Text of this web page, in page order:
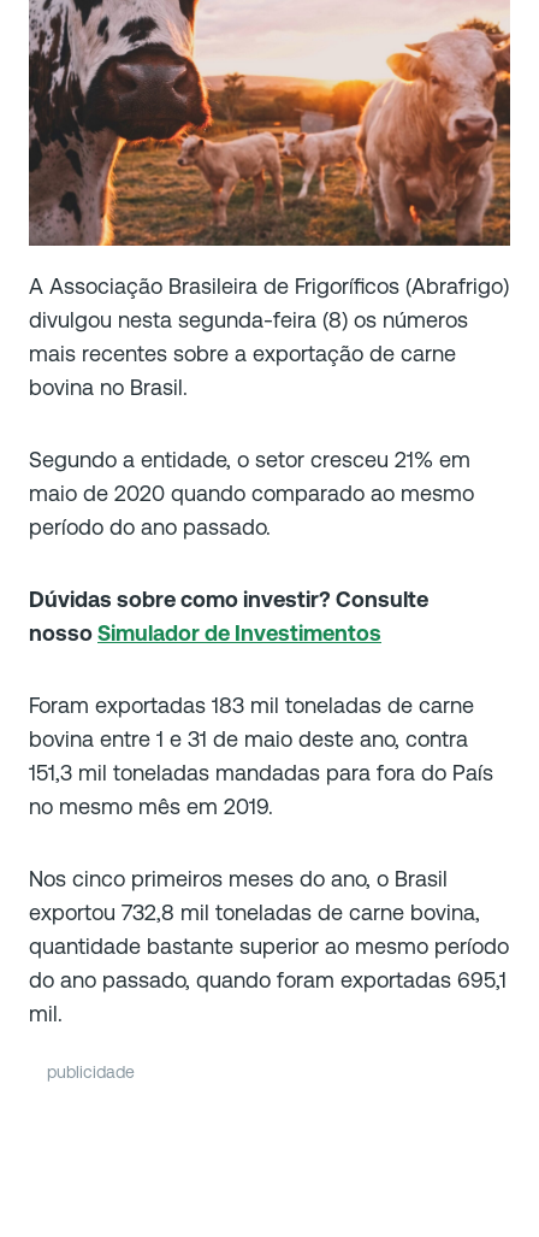
A Associação Brasileira de Frigoríficos (Abrafrigo)
divulgou nesta segunda-feira (8) os números
mais recentes sobre a exportação de carne
bovina no Brasil.
Segundo a entidade, o setor cresceu 21% em
maio de 2020 quando comparado ao mesmo
período do ano passado.
Dúvidas sobre como investir? Consulte
nossoSimulador de Investimentos
Foram exportadas 183 mil toneladas de carne
bovina entre 1 e 31 de maio deste ano, contra
151,3 mil toneladas mandadas para fora do País
no mesmo mês em 2019.
Nos cinco primeiros meses do ano, o Brasil
exportou 732,8 mil toneladas de carne bovina,
quantidade bastante superior ao mesmo período
do ano passado, quando foram exportadas 695,1
mil.
publicidade